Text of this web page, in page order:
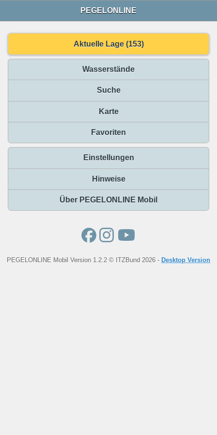
PEGELONLINE
Aktuelle Lage (153)
Wasserstände
Suche
Karte
Favoriten
Einstellungen
Hinweise
Über PEGELONLINE Mobil
PEGELONLINE Mobil Version 1.2.2 © ITZBund 2026 - Desktop Version